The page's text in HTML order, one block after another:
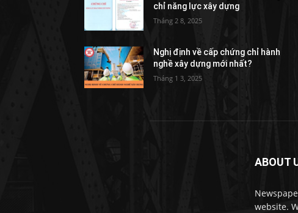
chỉ năng lực xây dựng
Tháng 2 8, 2025
Nghị định về cấp chứng chỉ hành
nghề xây dựng mới nhất?
Tháng 1 3, 2025
ABOUT
website.